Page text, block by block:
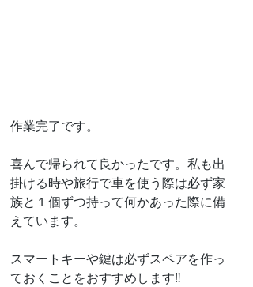
作業完了です。
喜んで帰られて良かったです。私も出
掛ける時や旅行で車を使う際は必ず家
族と１個ずつ持って何かあった際に備
えています。
スマートキーや鍵は必ずスペアを作っ
ておくことをおすすめします‼️